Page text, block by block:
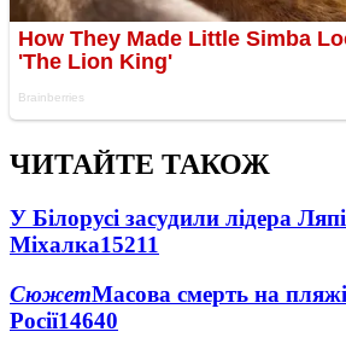
ЧИТАЙТЕ ТАКОЖ
У Білорусі засудили лідера
Міхалка15211
СюжетМасова смерть на
Росії14640